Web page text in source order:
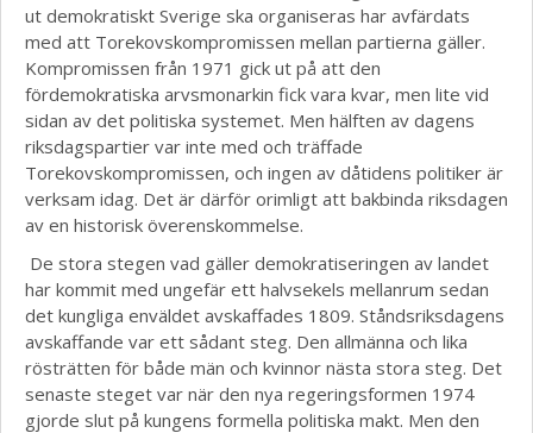
ut demokratiskt Sverige ska organiseras har avfärdats
med att Torekovskompromissen mellan partierna gäller.
Kompromissen från 1971 gick ut på att den
fördemokratiska arvsmonarkin fick vara kvar, men lite vid
sidan av det politiska systemet. Men hälften av dagens
riksdagspartier var inte med och träffade
Torekovskompromissen, och ingen av dåtidens politiker är
verksam idag. Det är därför orimligt att bakbinda riksdagen
av en historisk överenskommelse.
De stora stegen vad gäller demokratiseringen av landet
har kommit med ungefär ett halvsekels mellanrum sedan
det kungliga enväldet avskaffades 1809. Ståndsriksdagens
avskaffande var ett sådant steg. Den allmänna och lika
rösträtten för både män och kvinnor nästa stora steg. Det
senaste steget var när den nya regeringsformen 1974
gjorde slut på kungens formella politiska makt. Men den